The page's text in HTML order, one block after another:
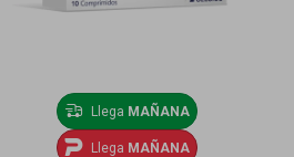
Llega MAÑANA
Llega MAÑANA